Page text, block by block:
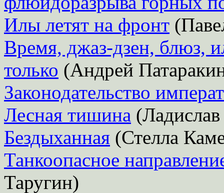
Илы летят на фронт
Время, джаз-дзен, блюз,
только (Андрей
Законодательство
Лесная тишина
Бездыханная (Стелла
Танкоопасное
Таругин)